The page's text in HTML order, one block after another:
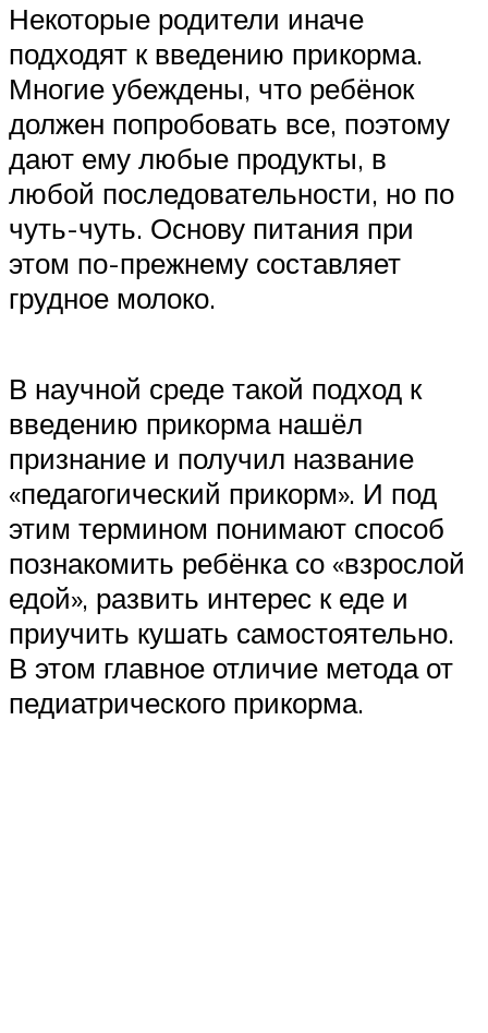
Некоторые родители иначе
подходят к введению прикорма.
Многие убеждены, что ребёнок
должен попробовать все, поэтому
дают ему любые продукты, в
любой последовательности, но по
чуть-чуть. Основу питания при
этом по-прежнему составляет
грудное молоко.
В научной среде такой подход к
введению прикорма нашёл
признание и получил название
«педагогический прикорм». И под
этим термином понимают способ
познакомить ребёнка со «взрослой
едой», развить интерес к еде и
приучить кушать самостоятельно.
В этом главное отличие метода от
педиатрического прикорма.